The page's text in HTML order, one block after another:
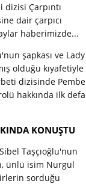
Çarpıntı
dair çarpıcı
haberimizde...
şapkası ve Lady
olduğu kıyafetiyle
dizisinde Pembe
hakkında ilk defa
KONUŞTU
Taşçıoğlu'nun
ünlü isim Nurgül
sorduğu